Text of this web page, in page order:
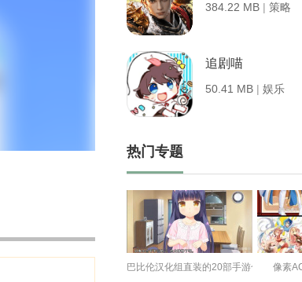
384.22 MB | 策略
追剧喵
50.41 MB | 娱乐
热门专题
巴比伦汉化组直装的20部手游合集 像素